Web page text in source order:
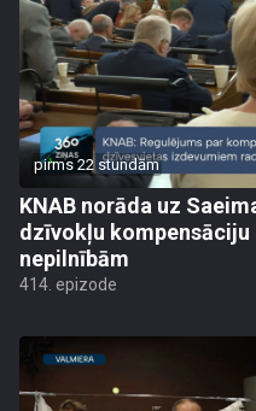
pirms 22 stundām
KNAB norāda uz
dzīvokļu
nepilnībām
414. epizode